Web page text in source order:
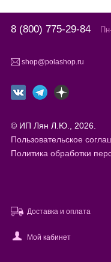
8 (800) 775-29-84
shop@polashop.ru
© ИП Лян Л.Ю., 2026.
Пользовательское
Политика обработки
Доставка и оплата
Мой кабинет